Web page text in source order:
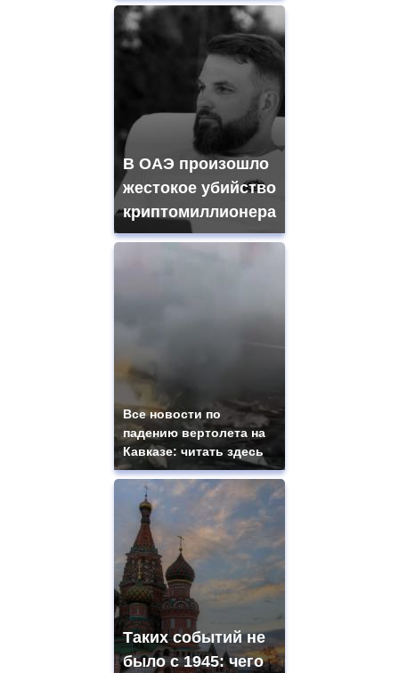
В ОАЭ произошло
жестокое убийство
криптомиллионера
Все новости по
падению вертолета на
Кавказе: читать здесь
Таких событий не
было с 1945: чего